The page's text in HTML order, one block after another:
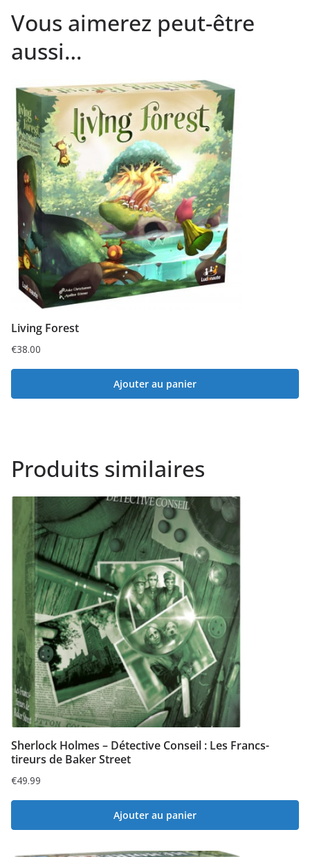
Vous aimerez peut-être
aussi…
Living Forest
€38.00
Ajouter au panier
Produits similaires
Sherlock Holmes – Détective Conseil : Les Francs-
tireurs de Baker Street
€49.99
Ajouter au panier